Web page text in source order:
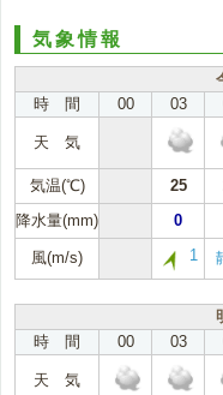
気象情報
時 間
00 03
天 気
気温(℃) 25
降水量(mm)
0
風(m/s) 1
時 間
00 03
天 気